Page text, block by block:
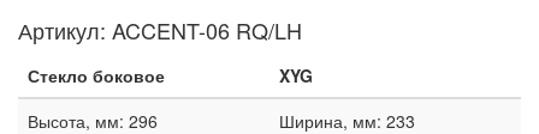
Артикул: ACCENT-06 RQ/LH
Стекло боковое
XYG
Высота, мм: 296
Ширина, мм: 233